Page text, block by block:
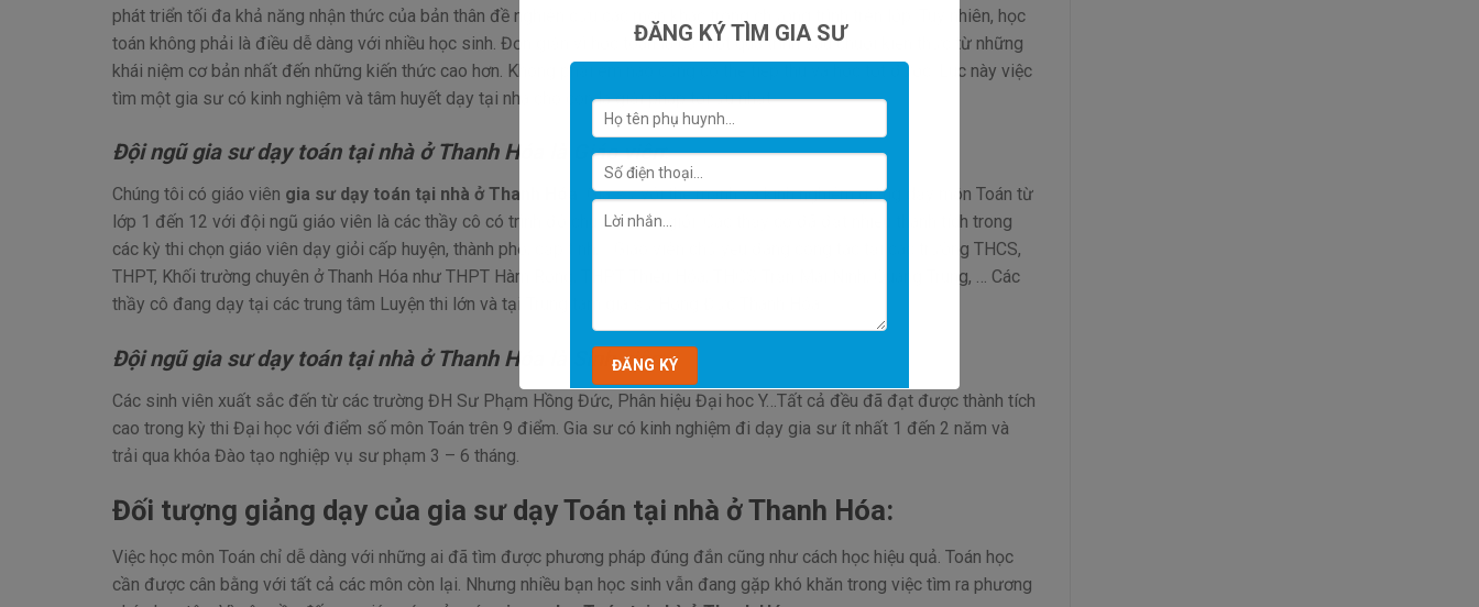
phát triển tối đa khả năng nhận thức của bản thân đề nghiên cứu các môn khác trong chương trình trên lớp. Tuy nhiên, học
toán không phải là điều dễ dàng với nhiều học sinh. Đơn giản vì học toán là cả một quá trình sâu chuỗi kiến thức từ những
khái niệm cơ bản nhất đến những kiến thức cao hơn. Không phải em nào cũng có thể tiếp thu và học tốt được. Lúc này việc
tìm một gia sư có kinh nghiệm và tâm huyết dạy tại nhà cho con là giải pháp tối ưu nhất.
Đội ngũ gia sư dạy toán tại nhà ở Thanh Hóa là Giáo viên:
Chúng tôi có giáo viên gia sư dạy toán tại nhà ở Thanh Hóa.
Gia sư với thế mạnh và kinh nghiệm giảng dạy môn Toán từ
lớp 1 đến 12 với đội ngũ giáo viên là các thầy cô có trình độ chuyên môn giỏi. Các thầy cô đã đạt nhiều thành tích trong
các kỳ thi chọn giáo viên dạy giỏi cấp huyện, thành phố, cấp tỉnh,… Giáo viên chủ yếu đang công tác tại các trường THCS,
THPT, Khối trường chuyên ở Thanh Hóa như THPT Hàm Rồng, THPT Thiệu Hóa, THCS Trần Mai Ninh, Quang Trung, … Các
thầy cô đang dạy tại các trung tâm Luyện thi lớn và tại Trung tâm gia sư Hồng Đức Thanh Hóa.
Đội ngũ gia sư dạy toán tại nhà ở Thanh Hóa là Sinh viên:
Các sinh viên xuất sắc đến từ các trường ĐH Sư Phạm Hồng Đức, Phân hiệu Đại hoc Y…Tất cả đều đã đạt được thành tích
cao trong kỳ thi Đại học với điểm số môn Toán trên 9 điểm. Gia sư có kinh nghiệm đi dạy gia sư ít nhất 1 đến 2 năm và
trải qua khóa Đào tạo nghiệp vụ sư phạm 3 – 6 tháng.
Đối tượng giảng dạy của gia sư dạy Toán tại nhà ở Thanh Hóa:
Việc học môn Toán chỉ dễ dàng với những ai đã tìm được phương pháp đúng đắn cũng như cách học hiệu quả. Toán học
cần được cân bằng với tất cả các môn còn lại. Nhưng nhiều bạn học sinh vẫn đang gặp khó khăn trong việc tìm ra phương
ĐĂNG KÝ TÌM GIA SƯ